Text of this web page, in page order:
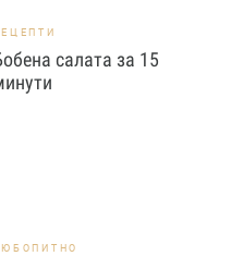
салата за 15